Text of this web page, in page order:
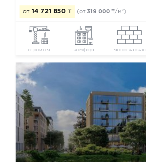
от 14 721 850 ₸ (от 319 000 ₸/м 2)
строится комфорт моно-каркас
Отмена